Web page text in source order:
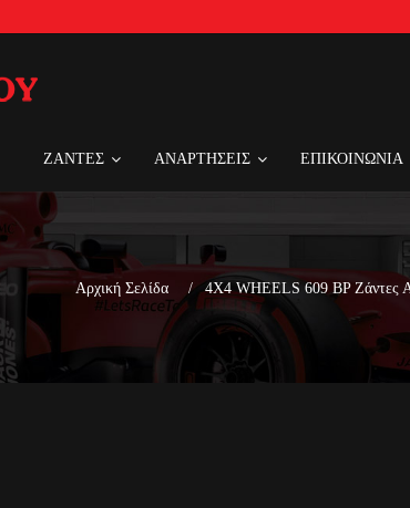
ΖΑΝΤΕΣ ΑΝΑΡΤΗΣΕΙΣ ΕΠΙΚΟΙΝΩΝΙΑ
Αρχική Σελίδα 4X4 WHEELS 609 BP Ζάντες